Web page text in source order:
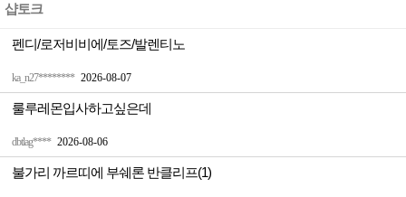
샵토크
ka_n27******** 2026-08-07
펜디/로저비비에/토즈/발렌티노
dbtlag**** 2026-08-06
룰루레몬입사하고싶은데
불가리 까르띠에 부쉐론 반클리프(1)